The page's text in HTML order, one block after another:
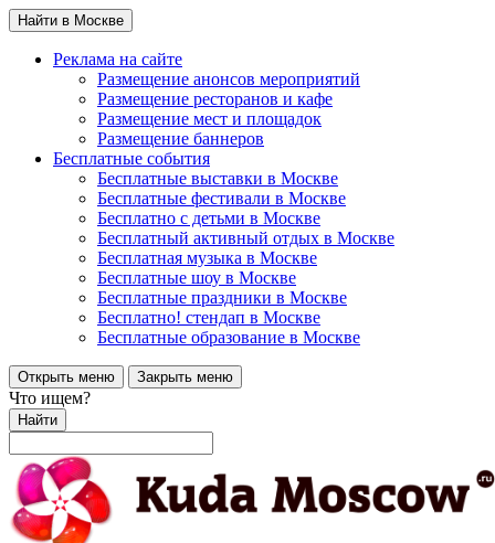
Найти в Москве
Реклама на сайте
Размещение анонсов мероприятий
Размещение ресторанов и кафе
Размещение мест и площадок
Размещение баннеров
Бесплатные события
Бесплатные выставки в Москве
Бесплатные фестивали в Москве
Бесплатно с детьми в Москве
Бесплатный активный отдых в Москве
Бесплатная музыка в Москве
Бесплатные шоу в Москве
Бесплатные праздники в Москве
Бесплатно! стендап в Москве
Бесплатные образование в Москве
Открыть меню Закрыть меню
Что ищем?
Найти